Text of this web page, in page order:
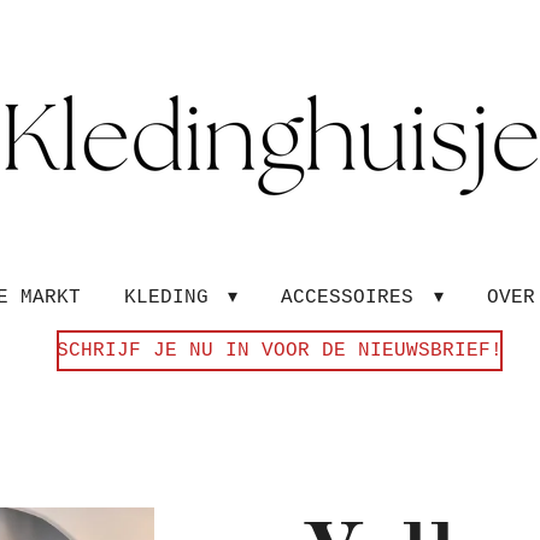
MARKT KLEDING ACCESSOIRES
SCHRIJF JE NU IN VOOR DE NIEUWSBRIEF!